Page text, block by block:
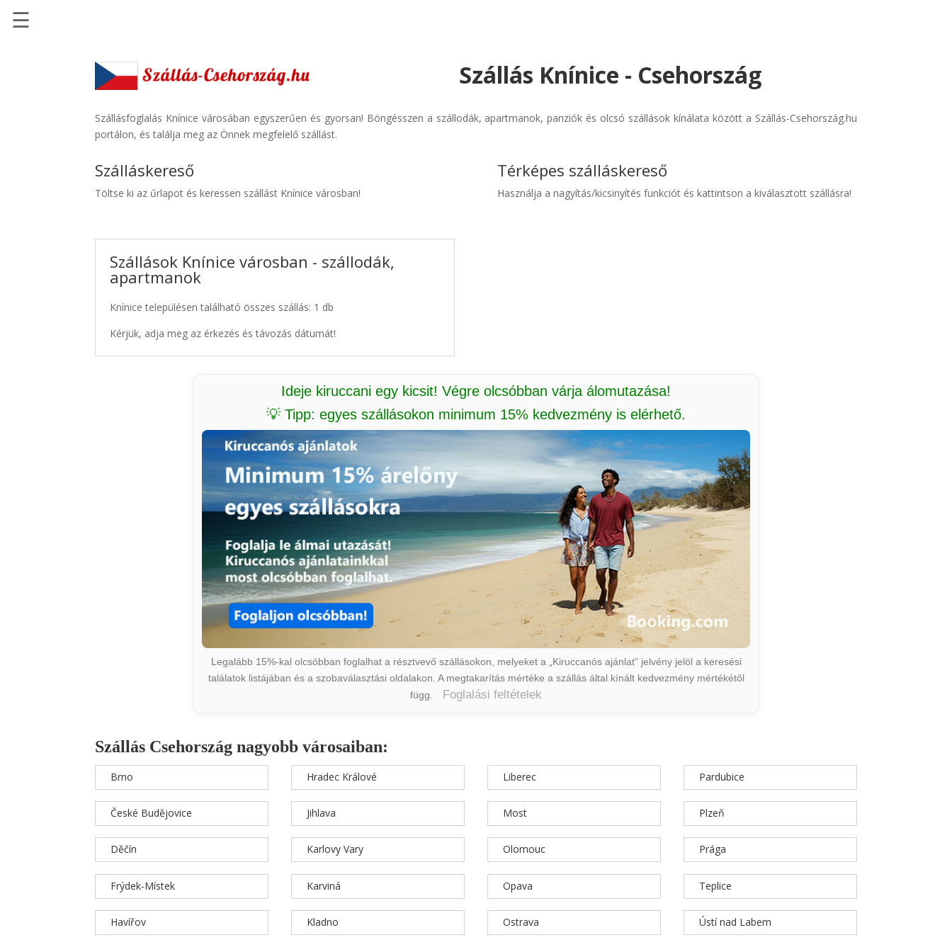
Szállásinfo.eu
Repülőjegy
pénzvisszatérítéssel
Autóbérlés
☰
Szállás Knínice - Csehország
Szállásfoglalás Knínice városában egyszerűen és gyorsan! Böngésszen a szállodák, apartmanok, panziók és olcsó szállások kínálata között a Szállás-Csehország.hu
portálon, és találja meg az Önnek megfelelő szállást.
Szálláskereső
Töltse ki az űrlapot és keressen szállást Knínice városban!
Szállások Knínice városban - szállodák,
apartmanok
Knínice településen található összes szállás: 1 db
Kérjük, adja meg az érkezés és távozás dátumát!
Térképes szálláskereső
Használja a nagyítás/kicsinyítés funkciót és kattintson a kiválasztott szállásra!
Ideje kiruccani egy kicsit! Végre olcsóbban várja álomutazása!
💡 Tipp: egyes szállásokon minimum 15% kedvezmény is elérhető.
Legalább 15%-kal olcsóbban foglalhat a résztvevő szállásokon, melyeket a „Kiruccanós ajánlat” jelvény jelöl a keresési
találatok listájában és a szobaválasztási oldalakon. A megtakarítás mértéke a szállás által kínált kedvezmény mértékétől
függ.
Foglalási feltételek
Szállás Csehország nagyobb városaiban:
Brno
České Budějovice
Děčín
Frýdek-Místek
Havířov
Hradec Králové
Jihlava
Karlovy Vary
Karviná
Kladno
Liberec
Most
Olomouc
Opava
Ostrava
Pardubice
Plzeň
Prága
Teplice
Ústí nad Labem